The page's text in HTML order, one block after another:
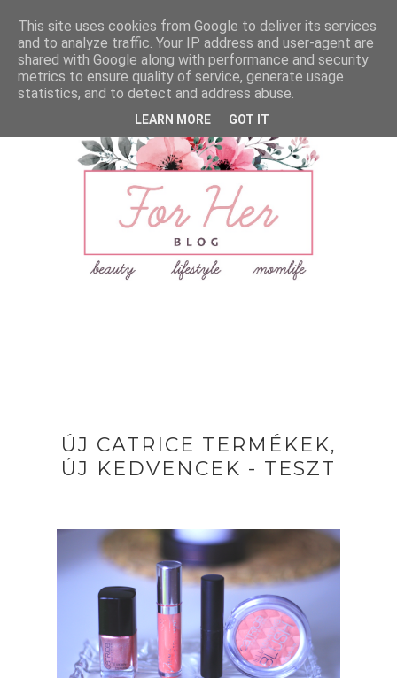
ÚJ CATRICE TERMÉKEK,
ÚJ KEDVENCEK - TESZT
This site uses cookies from Google to deliver its services
and to analyze traffic. Your IP address and user-agent are
shared with Google along with performance and security
metrics to ensure quality of service, generate usage
statistics, and to detect and address abuse.
LEARN MORE GOT IT